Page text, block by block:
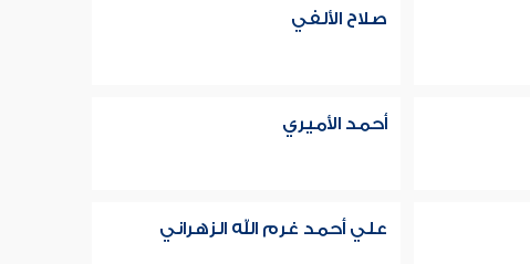
صلاح الألفي
أحمد الأميري
علي أحمد غرم الله الزهراني